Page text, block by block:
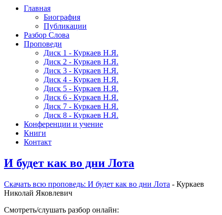
Главная
Биография
Публикации
Разбор Слова
Проповеди
Диск 1 - Куркаев Н.Я.
Диск 2 - Куркаев Н.Я.
Диск 3 - Куркаев Н.Я.
Диск 4 - Куркаев Н.Я.
Диск 5 - Куркаев Н.Я.
Диск 6 - Куркаев Н.Я.
Диск 7 - Куркаев Н.Я.
Диск 8 - Куркаев Н.Я.
Конференции и учение
Книги
Контакт
И будет как во дни Лота
Скачать вcю проповедь: И будет как во дни Лота - Куркаев
Николай Яковлевич
Смотреть/слушать разбор онлайн: